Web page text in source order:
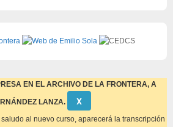
EN EL ARCHIVO DE LA FRONTERA, A
LANZA. Descartar
este
aviso
Χ
al nuevo curso, aparecerá la transcripción